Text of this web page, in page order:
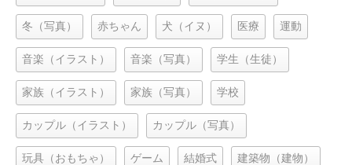
冬（写真） 赤ちゃん 犬（イヌ） 医療 運動
音楽（イラスト） 音楽（写真） 学生（生徒）
家族（イラスト） 家族（写真） 学校
カップル（イラスト） カップル（写真）
玩具（おもちゃ） ゲーム 結婚式 建築物（建物）